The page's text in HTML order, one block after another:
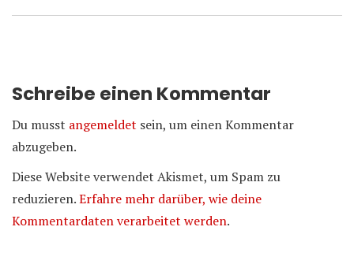
Schreibe einen Kommentar
Du musst angemeldet sein, um einen Kommentar
abzugeben.
Diese Website verwendet Akismet, um Spam zu
reduzieren.Erfahre mehr darüber, wie deine
Kommentardaten verarbeitet werden.